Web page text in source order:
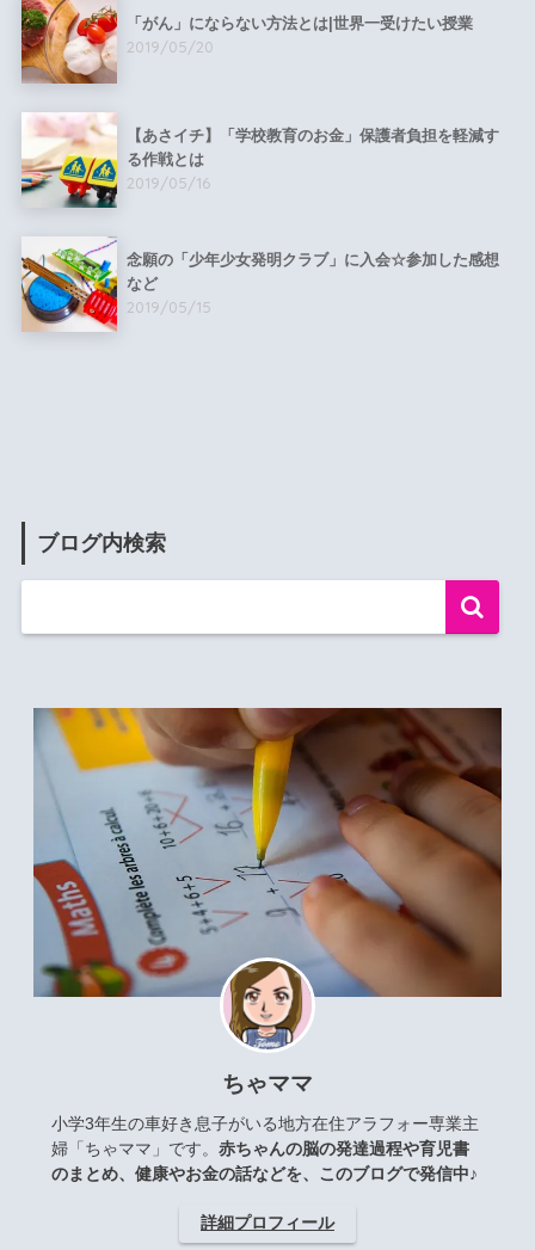
「がん」にならない方法とは|世界一受けたい授業
2019/05/20
【あさイチ】「学校教育のお金」保護者負担を軽減す
る作戦とは
2019/05/16
念願の「少年少女発明クラブ」に入会☆参加した感想
など
2019/05/15
ブログ内検索
ちゃママ
小学3年生の車好き息子がいる地方在住アラフォー専業主
婦「ちゃママ」です。 赤ちゃんの脳の発達過程や育児書
のまとめ、健康やお金の話などを、このブログで発信中♪
詳細プロフィール